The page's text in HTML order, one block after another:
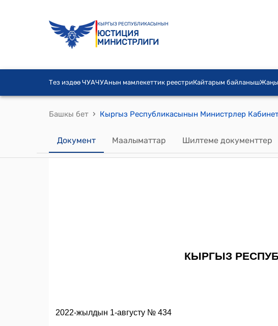
КЫРГЫЗ РЕСПУБЛИКАСЫНЫН
ЮСТИЦИЯ
МИНИСТРЛИГИ
Тез издөө ЧУАЧУАнын мамлекеттик реестриКайтарым байланышЖаңы
Башкы бет ›
Документ Маалыматтар Шилтеме документтер